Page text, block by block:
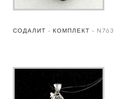
СОДАЛИТ – КОМПЛЕКТ – N763